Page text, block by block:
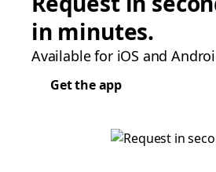
in minutes.
Available for iOS and
Get the app